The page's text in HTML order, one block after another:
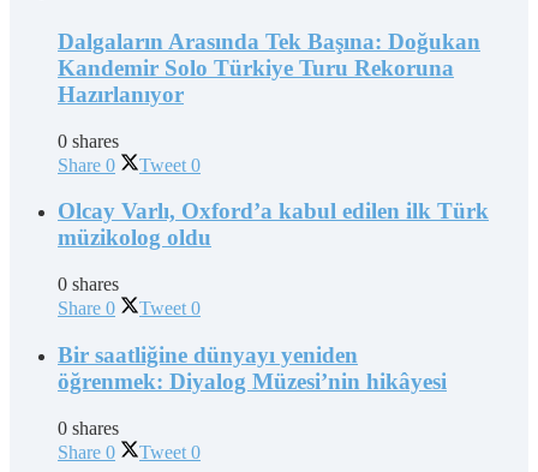
Dalgaların Arasında Tek Başına: Doğukan
Kandemir Solo Türkiye Turu Rekoruna
Hazırlanıyor
0 shares
Share 0 Tweet 0
Olcay Varlı, Oxford’a kabul edilen ilk Türk
müzikolog oldu
0 shares
Share 0 Tweet 0
Bir saatliğine dünyayı yeniden
öğrenmek: Diyalog Müzesi’nin hikâyesi
0 shares
Share 0 Tweet 0